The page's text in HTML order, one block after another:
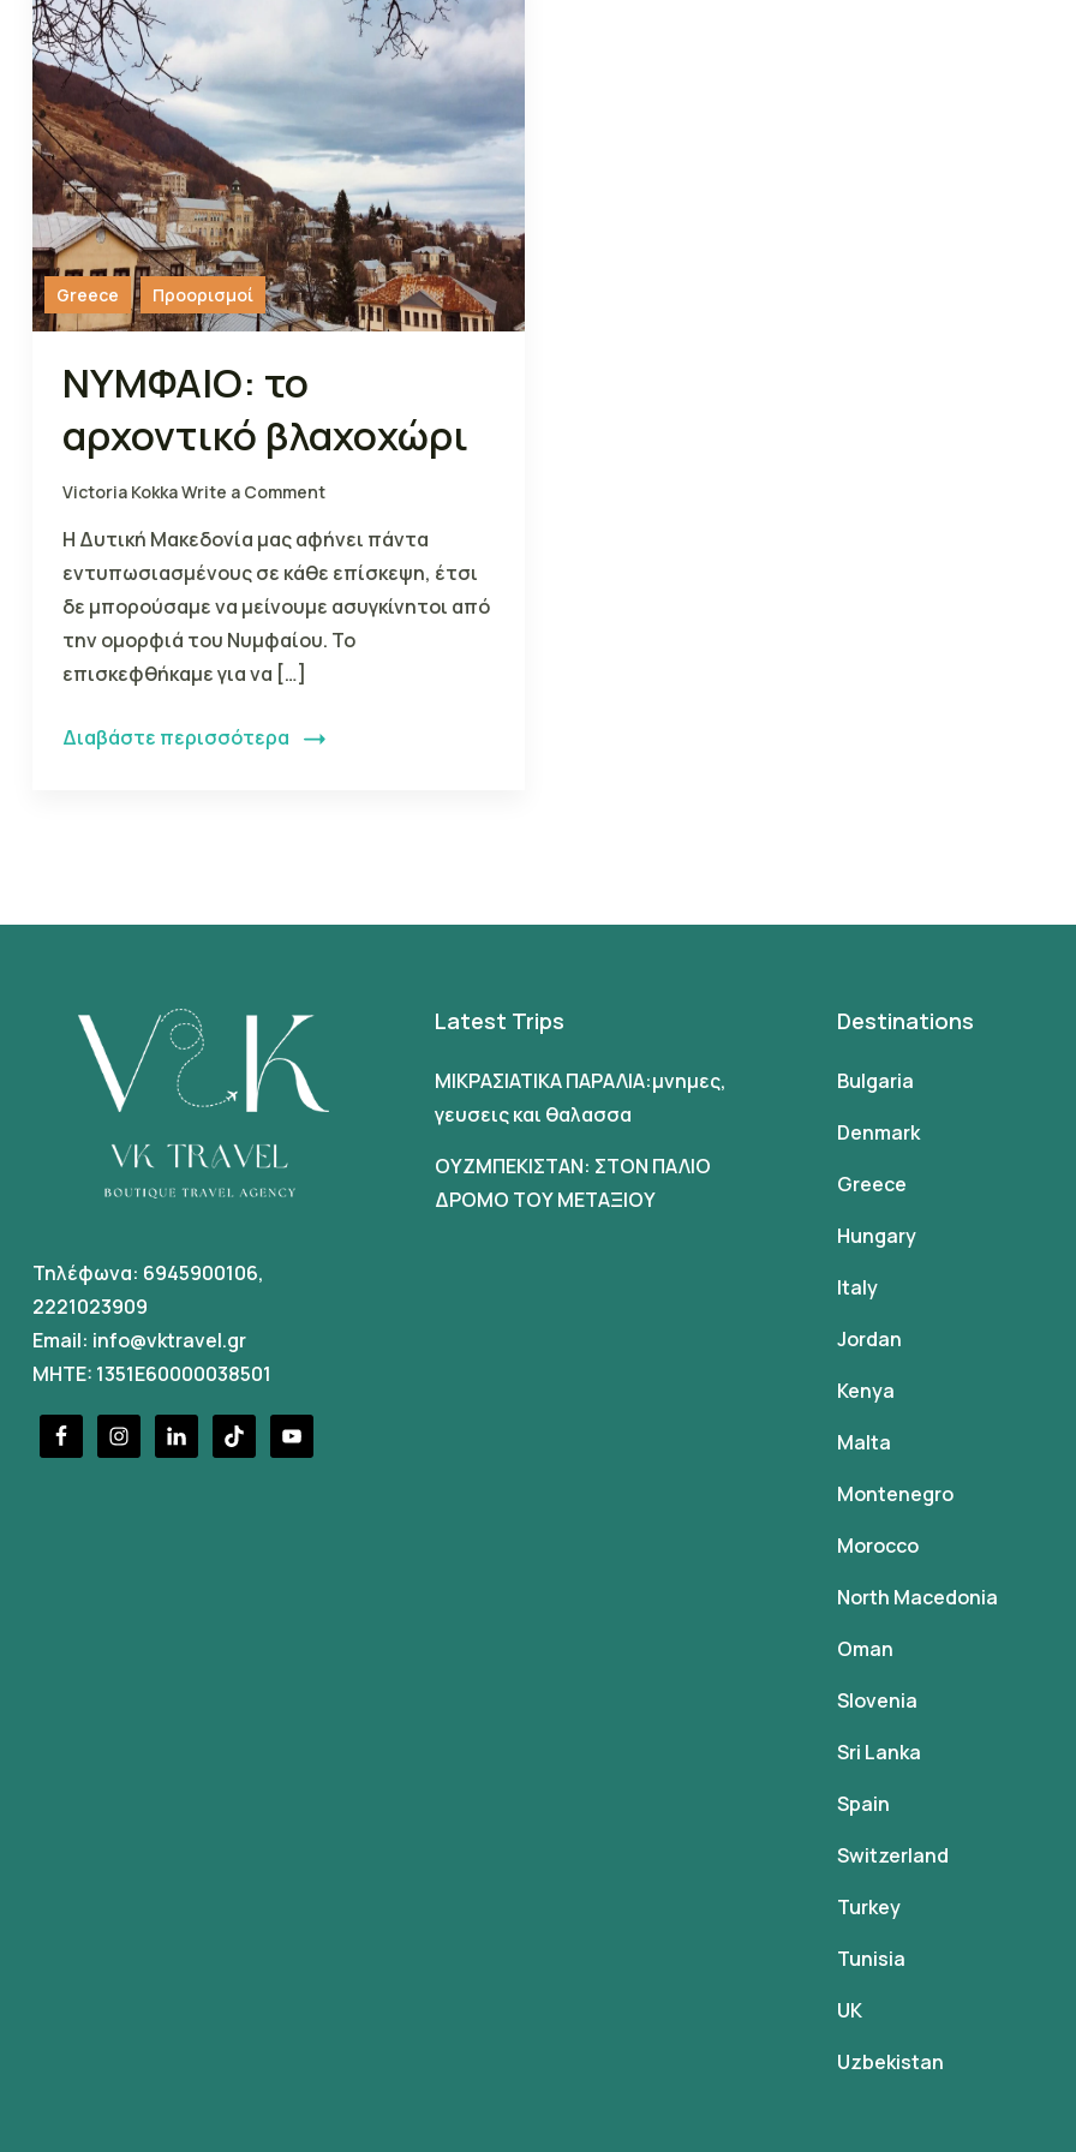
Greece Προορισμοί
ΝΥΜΦΑΙΟ: το
αρχοντικό βλαχοχώρι
Victoria KokkaWrite a Comment
Η Δυτική Μακεδονία μας αφήνει πάντα
εντυπωσιασμένους σε κάθε επίσκεψη, έτσι
δε μπορούσαμε να μείνουμε ασυγκίνητοι από
την ομορφιά του Νυμφαίου. Το
επισκεφθήκαμε για να […]
Διαβάστε περισσότερα
Τηλέφωνα: 6945900106,
2221023909
Email: info@vktravel.gr
MHTE: 1351E60000038501
Latest Trips
ΜΙΚΡΑΣΙΑΤΙΚΑ ΠΑΡΑΛΙΑ:μνημες,
γευσεις και θαλασσα
ΟΥΖΜΠΕΚΙΣΤΑΝ: ΣΤΟΝ ΠΑΛΙΟ
ΔΡΟΜΟ ΤΟΥ ΜΕΤΑΞΙΟΥ
Destinations
Bulgaria
Denmark
Greece
Hungary
Italy
Jordan
Kenya
Malta
Montenegro
Morocco
North Macedonia
Oman
Slovenia
Sri Lanka
Spain
Switzerland
Turkey
Tunisia
UK
Uzbekistan